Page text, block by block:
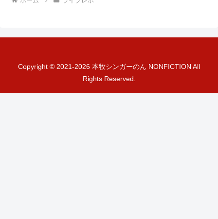
Copyright © 2021-2026 本牧シンガーのん NONFICTION All
Rights Reserved.